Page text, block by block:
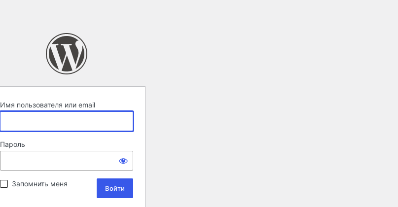
Имя пользователя или email
Пароль
Запомнить меня